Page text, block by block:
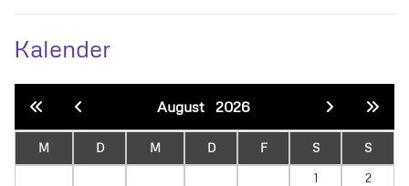
Kalender
August 2026
M D M D F S S
1
2